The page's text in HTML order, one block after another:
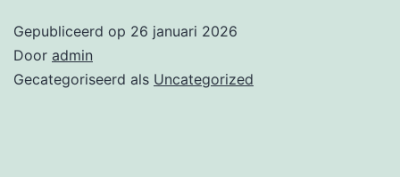
Gepubliceerd op 26 januari 2026
Door admin
Gecategoriseerd als Uncategorized